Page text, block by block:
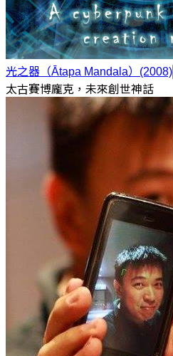
光之器（Ātapa Mandala）(2008)
太古賽博龐克，未來創世神話